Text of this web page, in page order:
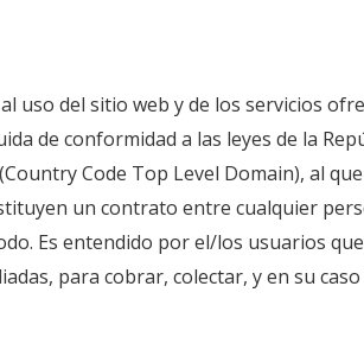
uso del sitio web y de los servicios
de conformidad a las leyes de la
Code Top Level Domain), al
un contrato entre cualquier
Es entendido por el/los usuarios
para cobrar, colectar, y en su